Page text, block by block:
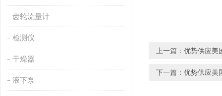
齿轮流量计
检测仪
干燥器
液下泵
上一篇： 优势供应美
下一篇： 优势供应美